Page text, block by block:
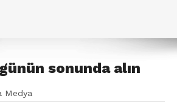
sonunda alın
Medya